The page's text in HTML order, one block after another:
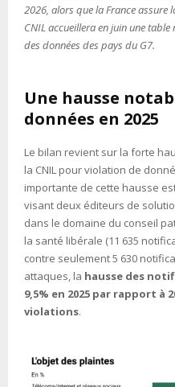
2026, alors que la France assure
CNIL accueillera en juin une
des données des pays du G7.
Une hausse
données en 2025
Le bilan revient sur la forte
la CNIL pour violation de
importante de cette hausse
visant deux éditeurs de
dans le domaine du conseil
la santé libérale (11 635
contre seulement 5 630
attaques, la hausse des
9,5% en 2025 par rapport à
violations.